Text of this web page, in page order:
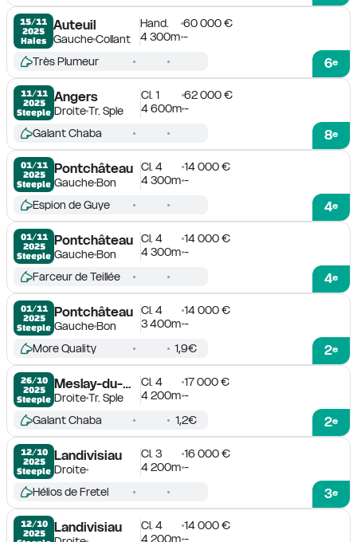
15/11
2025
Haies
Auteuil
GaucheCollant
Hand.
60 000 €
4 300m -
6e
Très Plumeur
11/11
2025
Steeple
Angers
DroiteTr. Sple
Cl. 1
62 000 €
4 600m-
8e
Galant Chaba
01/11
2025
Steeple
Pontchâteau
GaucheBon
Cl. 4
14 000 €
4 300m -
4e
Espion de Guye
01/11
2025
Steeple
Pontchâteau
GaucheBon
Cl. 4
14 000 €
4 300m -
4e
Farceur de Teillée
01/11
2025
Steeple
Pontchâteau
GaucheBon
Cl. 4
14 000 €
3 400m -
2e
More Quality 1,9€
26/10
2025
Steeple
Meslay-du-Maine
DroiteTr. Sple
Cl. 4
17 000 €
4 200m -
2e
Galant Chaba 1,2€
12/10
2025
Steeple
Landivisiau
Droite
Cl. 3
16 000 €
4 200m -
3e
Hélios de Fretel
12/10
2025
Landivisiau Cl. 4
14 000 €
4 200m -